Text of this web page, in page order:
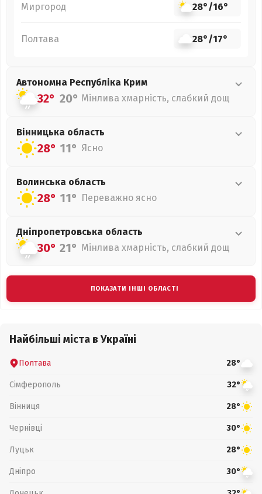
Миргород 28°/16°
Полтава 28°/17°
Автономна Республіка Крим
32° 20° Мінлива хмарність, слабкий дощ
Вінницька область
28° 11° Ясно
Волинська область
28° 11° Переважно ясно
Дніпропетровська область
30° 21° Мінлива хмарність, слабкий дощ
ПОКАЗАТИ ІНШІ ОБЛАСТІ
Найбільші міста в Україні
Полтава 28°
Сімферополь 32°
Вінниця 28°
Чернівці 30°
Луцьк 28°
Дніпро 30°